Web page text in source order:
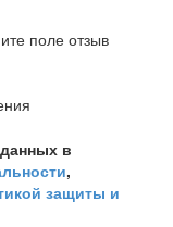
поле отзыв
в
,
защиты и